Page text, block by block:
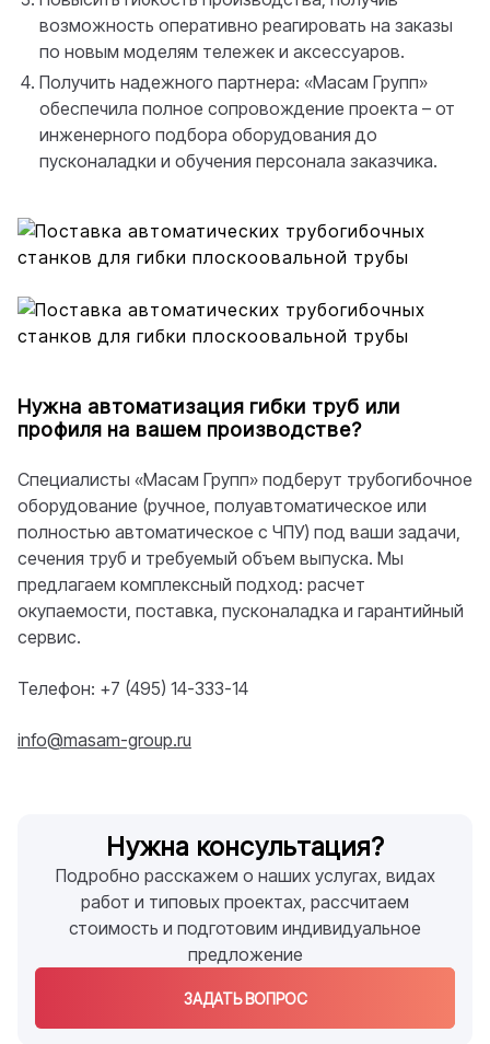
возможность оперативно реагировать на заказы
по новым моделям тележек и аксессуаров.
Получить надежного партнера: «Масам Групп»
обеспечила полное сопровождение проекта – от
инженерного подбора оборудования до
пусконаладки и обучения персонала заказчика.
Нужна автоматизация гибки труб или
профиля на вашем производстве?
Специалисты «Масам Групп» подберут трубогибочное
оборудование (ручное, полуавтоматическое или
полностью автоматическое с ЧПУ) под ваши задачи,
сечения труб и требуемый объем выпуска. Мы
предлагаем комплексный подход: расчет
окупаемости, поставка, пусконаладка и гарантийный
сервис.
Телефон: +7 (495) 14-333-14
info@masam-group.ru
Нужна консультация?
Подробно расскажем о наших услугах, видах
работ и типовых проектах, рассчитаем
стоимость и подготовим индивидуальное
предложение
ЗАДАТЬ ВОПРОС